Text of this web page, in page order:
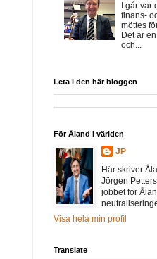
I går
finans-
möttes
Det är
och...
Leta i den här bloggen
För Åland i världen
JP
Här skriver
Jörgen
jobbet för
Visa hela min profil
Translate